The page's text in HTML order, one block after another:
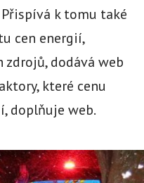
Přispívá k tomu také
cen energií,
zdrojů, dodává web
které cenu
doplňuje web.